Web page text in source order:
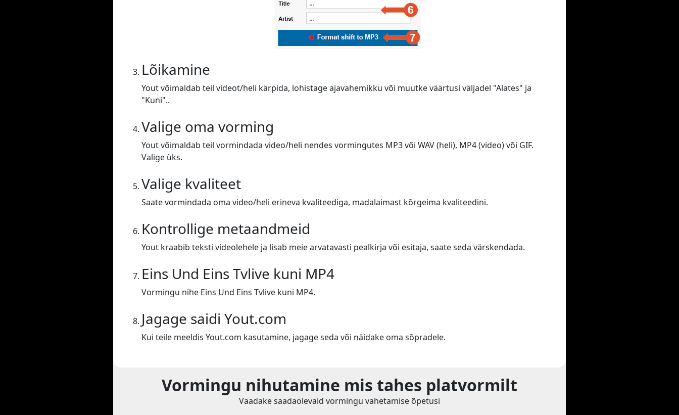
Lõikamine
Yout võimaldab teil videot/heli kärpida, lohistage ajavahemikku või muutke väärtusi väljadel "Alates" ja
"Kuni"..
Valige oma vorming
Yout võimaldab teil vormindada video/heli nendes vormingutes MP3 või WAV (heli), MP4 (video) või GIF.
Valige üks.
Valige kvaliteet
Saate vormindada oma video/heli erineva kvaliteediga, madalaimast kõrgeima kvaliteedini.
Kontrollige metaandmeid
Yout kraabib teksti videolehele ja lisab meie arvatavasti pealkirja või esitaja, saate seda värskendada.
Eins Und Eins Tvlive kuni MP4
Vormingu nihe Eins Und Eins Tvlive kuni MP4.
Jagage saidi Yout.com
Kui teile meeldis Yout.com kasutamine, jagage seda või näidake oma sõpradele.
Vormingu nihutamine mis tahes platvormilt
Vaadake saadaolevaid vormingu vahetamise õpetusi